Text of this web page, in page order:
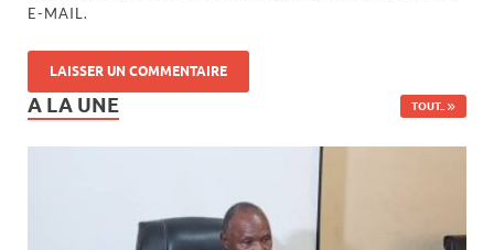
E-MAIL.
A LA UNE TOUT..